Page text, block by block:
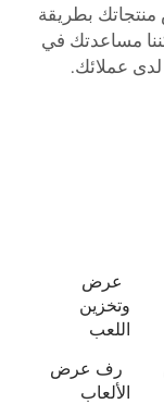
بطريقة
مساعدتك في
عملائك.
عرض
وتخزين
اللعب
رف عرض
الألعاب